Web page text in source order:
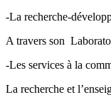
-La recherche-
A travers son
-Les services à la
La recherche et